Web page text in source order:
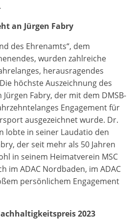
an Jürgen Fabry
des Ehrenamts“, dem
wurden zahlreiche
herausragendes
höchste Auszeichnung des
Fabry, der mit dem DMSB-
Engagement für
ausgezeichnet wurde. Dr.
lobte in seiner Laudatio den
der seit mehr als 50 Jahren
in seinem Heimatverein MSC
im ADAC Nordbaden, im ADAC
persönlichem Engagement
2023
die gewählten Cookie-
von Informationen und
über die Website-
ohne dass einzelne
identifiziert werden können.